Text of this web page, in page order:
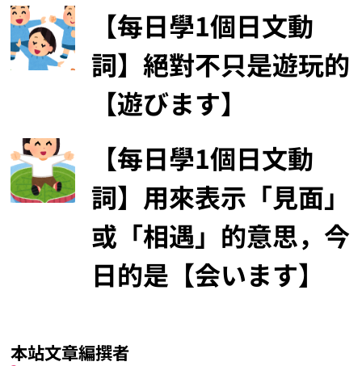
【每日學1個日文動
詞】絕對不只是遊玩的
【遊びます】
【每日學1個日文動
詞】用來表示「見面」
或「相遇」的意思，今
日的是【会います】
本站文章編撰者